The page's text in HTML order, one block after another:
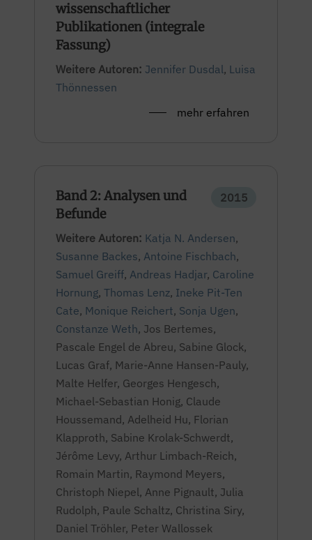
wissenschaftlicher
Publikationen (integrale
Fassung)
Weitere Autoren: Jennifer Dusdal, Luisa
Thönnessen
mehr erfahren
Band 2: Analysen und
Befunde
2015
Weitere Autoren: Katja N. Andersen,
Susanne Backes, Antoine Fischbach,
Samuel Greiff, Andreas Hadjar, Caroline
Hornung, Thomas Lenz, Ineke Pit-Ten
Cate, Monique Reichert, Sonja Ugen,
Constanze Weth, Jos Bertemes,
Pascale Engel de Abreu, Sabine Glock,
Lucas Graf, Marie-Anne Hansen-Pauly,
Malte Helfer, Georges Hengesch,
Michael-Sebastian Honig, Claude
Houssemand, Adelheid Hu, Florian
Klapproth, Sabine Krolak-Schwerdt,
Jérôme Levy, Arthur Limbach-Reich,
Romain Martin, Raymond Meyers,
Christoph Niepel, Anne Pignault, Julia
Rudolph, Paule Schaltz, Christina Siry,
Daniel Tröhler, Peter Wallossek